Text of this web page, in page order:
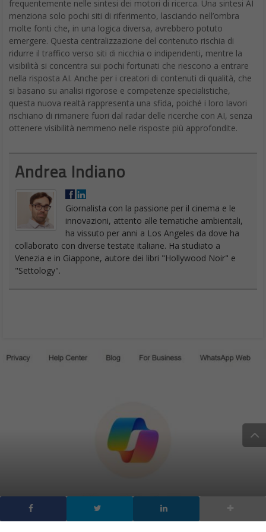
frequentemente nelle sintesi dei motori di ricerca. Una sintesi AI
menziona solo pochi siti di riferimento, lasciando nell’ombra
molte fonti che, in una logica diversa, avrebbero potuto
emergere. Questa centralizzazione del contenuto rischia di
ridurre il traffico verso siti di nicchia o indipendenti, mentre la
visibilità si concentra sui pochi fortunati che riescono a entrare
nella risposta AI. Anche per i creatori di contenuti di qualità, che
si basano su analisi rigorose e competenze specialistiche,
questa nuova realtà rappresenta una sfida, poiché i loro lavori
rischiano di rimanere fuori dal radar delle ricerche con AI, senza
ottenere visibilità nemmeno nelle risposte più approfondite.
Andrea Indiano
Giornalista con la passione per il cinema e le
innovazioni, attento alle tematiche ambientali,
ha vissuto per anni a Los Angeles da dove ha
collaborato con diverse testate italiane. Ha studiato a
Venezia e in Giappone, autore dei libri "Hollywood Noir" e
"Settology".
Come usare l’AI su